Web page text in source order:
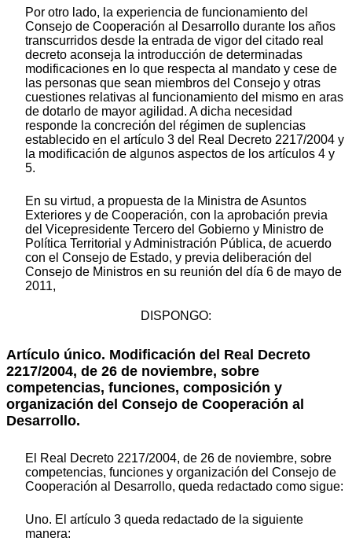
Por otro lado, la experiencia de funcionamiento del
Consejo de Cooperación al Desarrollo durante los años
transcurridos desde la entrada de vigor del citado real
decreto aconseja la introducción de determinadas
modificaciones en lo que respecta al mandato y cese de
las personas que sean miembros del Consejo y otras
cuestiones relativas al funcionamiento del mismo en aras
de dotarlo de mayor agilidad. A dicha necesidad
responde la concreción del régimen de suplencias
establecido en el artículo 3 del Real Decreto 2217/2004 y
la modificación de algunos aspectos de los artículos 4 y
5.
En su virtud, a propuesta de la Ministra de Asuntos
Exteriores y de Cooperación, con la aprobación previa
del Vicepresidente Tercero del Gobierno y Ministro de
Política Territorial y Administración Pública, de acuerdo
con el Consejo de Estado, y previa deliberación del
Consejo de Ministros en su reunión del día 6 de mayo de
2011,
DISPONGO:
Artículo único. Modificación del Real Decreto
2217/2004, de 26 de noviembre, sobre
competencias, funciones, composición y
organización del Consejo de Cooperación al
Desarrollo.
El Real Decreto 2217/2004, de 26 de noviembre, sobre
competencias, funciones y organización del Consejo de
Cooperación al Desarrollo, queda redactado como sigue:
Uno. El artículo 3 queda redactado de la siguiente
manera: